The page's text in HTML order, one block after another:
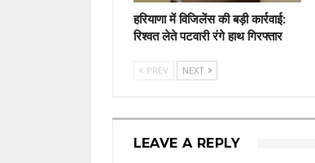
हरियाणा में विजिलेंस की बड़ी कार्रवाई:
रिश्वत लेते पटवारी रंगे हाथ गिरफ्तार
PREV NEXT
LEAVE A REPLY